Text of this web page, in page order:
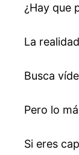
¿Hay que
La
Busca
Pero lo
Si eres